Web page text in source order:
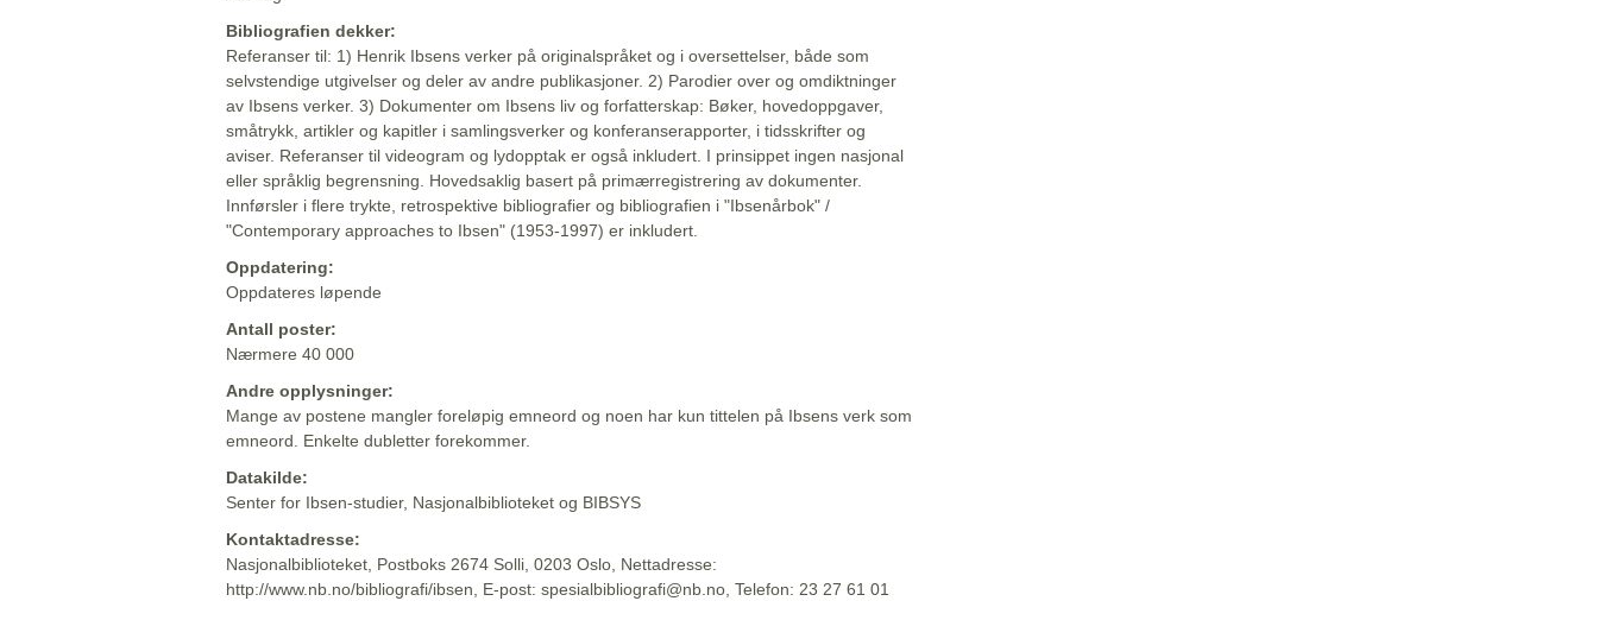
Bibliografien dekker:
Referanser til: 1) Henrik Ibsens verker på originalspråket og i oversettelser, både som
selvstendige utgivelser og deler av andre publikasjoner. 2) Parodier over og omdiktninger
av Ibsens verker. 3) Dokumenter om Ibsens liv og forfatterskap: Bøker, hovedoppgaver,
småtrykk, artikler og kapitler i samlingsverker og konferanserapporter, i tidsskrifter og
aviser. Referanser til videogram og lydopptak er også inkludert. I prinsippet ingen nasjonal
eller språklig begrensning. Hovedsaklig basert på primærregistrering av dokumenter.
Innførsler i flere trykte, retrospektive bibliografier og bibliografien i "Ibsenårbok" /
"Contemporary approaches to Ibsen" (1953-1997) er inkludert.
Oppdatering:
Oppdateres løpende
Antall poster:
Nærmere 40 000
Andre opplysninger:
Mange av postene mangler foreløpig emneord og noen har kun tittelen på Ibsens verk som
emneord. Enkelte dubletter forekommer.
Datakilde:
Senter for Ibsen-studier, Nasjonalbiblioteket og BIBSYS
Kontaktadresse:
Nasjonalbiblioteket, Postboks 2674 Solli, 0203 Oslo, Nettadresse:
http://www.nb.no/bibliografi/ibsen, E-post: spesialbibliografi@nb.no, Telefon: 23 27 61 01